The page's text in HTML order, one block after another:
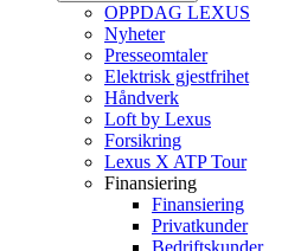
OPPDAG LEXUS
Nyheter
Presseomtaler
Elektrisk gjestfrihet
Håndverk
Loft by Lexus
Forsikring
Lexus X ATP Tour
Finansiering
Finansiering
Privatkunder
Bedriftskunder